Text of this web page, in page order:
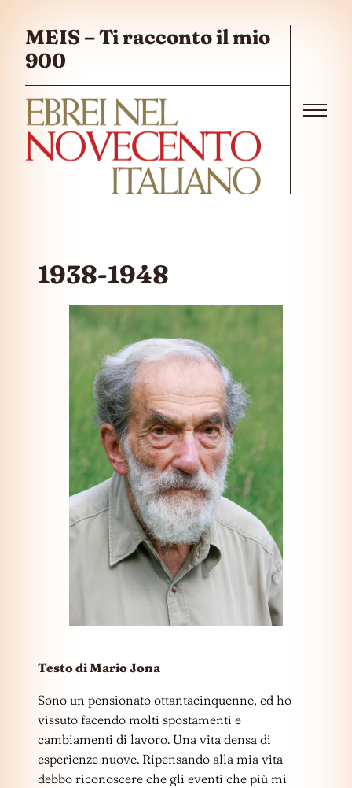
MEIS – Ti racconto il mio
900
1938-1948
Testo di Mario Jona
Sono un pensionato ottantacinquenne, ed ho
vissuto facendo molti spostamenti e
cambiamenti di lavoro. Una vita densa di
esperienze nuove. Ripensando alla mia vita
debbo riconoscere che gli eventi che più mi